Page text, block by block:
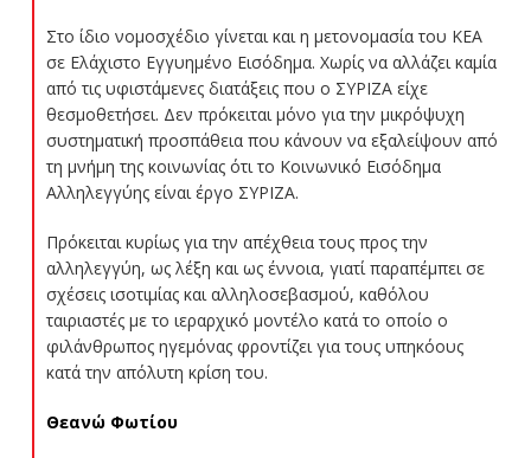
Στο ίδιο νομοσχέδιο γίνεται και η μετονομασία του ΚΕΑ
σε Ελάχιστο Εγγυημένο Εισόδημα. Χωρίς να αλλάζει καμία
από τις υφιστάμενες διατάξεις που ο ΣΥΡΙΖΑ είχε
θεσμοθετήσει. Δεν πρόκειται μόνο για την μικρόψυχη
συστηματική προσπάθεια που κάνουν να εξαλείψουν από
τη μνήμη της κοινωνίας ότι το Κοινωνικό Εισόδημα
Αλληλεγγύης είναι έργο ΣΥΡΙΖΑ.
Πρόκειται κυρίως για την απέχθεια τους προς την
αλληλεγγύη, ως λέξη και ως έννοια, γιατί παραπέμπει σε
σχέσεις ισοτιμίας και αλληλοσεβασμού, καθόλου
ταιριαστές με το ιεραρχικό μοντέλο κατά το οποίο ο
φιλάνθρωπος ηγεμόνας φροντίζει για τους υπηκόους
κατά την απόλυτη κρίση του.
Θεανώ Φωτίου